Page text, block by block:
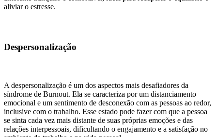
aliviar o estresse.
Despersonalização
A despersonalização é um dos aspectos mais desafiadores da
síndrome de Burnout. Ela se caracteriza por um distanciamento
emocional e um sentimento de desconexão com as pessoas ao redor,
inclusive com o trabalho. Esse estado pode fazer com que a pessoa
se sinta cada vez mais distante de suas próprias emoções e das
relações interpessoais, dificultando o engajamento e a satisfação no